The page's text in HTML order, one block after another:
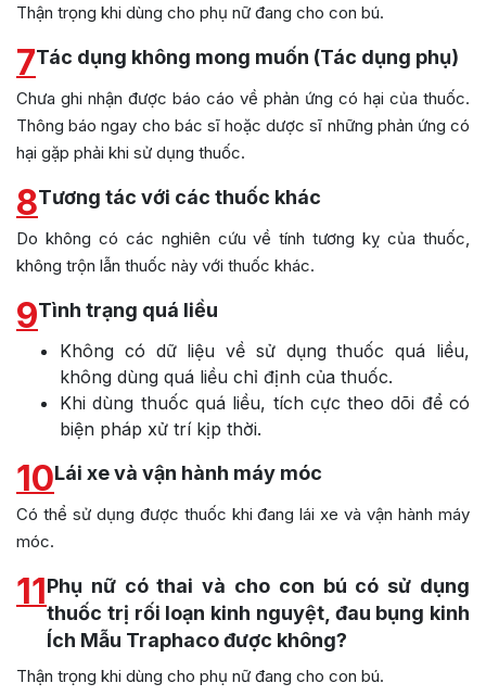
Thận trọng khi dùng cho phụ nữ đang cho con bú.
7Tác dụng không mong muốn (Tác dụng phụ)
Chưa ghi nhận được báo cáo về phản ứng có hại của thuốc.
Thông báo ngay cho bác sĩ hoặc dược sĩ những phản ứng có
hại gặp phải khi sử dụng thuốc.
8Tương tác với các thuốc khác
Do không có các nghiên cứu về tính tương kỵ của thuốc,
không trộn lẫn thuốc này với thuốc khác.
9Tình trạng quá liều
Không có dữ liệu về sử dụng thuốc quá liều,
không dùng quá liều chỉ định của thuốc.
Khi dùng thuốc quá liều, tích cực theo dõi để có
biện pháp xử trí kịp thời.
10Lái xe và vận hành máy móc
Có thể sử dụng được thuốc khi đang lái xe và vận hành máy
móc.
11Phụ nữ có thai và cho con bú có sử dụng
thuốc trị rối loạn kinh nguyệt, đau bụng kinh
Ích Mẫu Traphaco được không?
Thận trọng khi dùng cho phụ nữ đang cho con bú.